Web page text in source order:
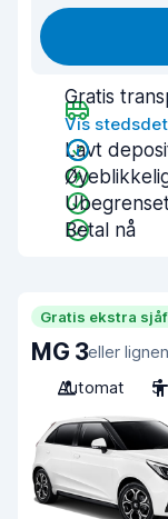
Gratis
Vis
Lavt
Betal nå
Gratis ekstra
MG 3eller
Automat
5